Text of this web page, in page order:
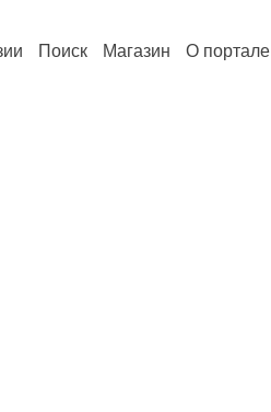
Поиск Магазин О портале